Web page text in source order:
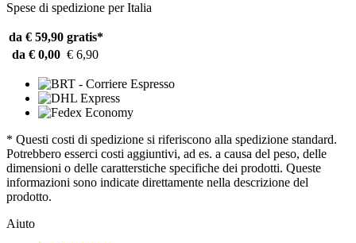
Spese di spedizione per Italia
da € 59,90 gratis*
da € 0,00 € 6,90
* Questi costi di spedizione si riferiscono alla spedizione standard.
Potrebbero esserci costi aggiuntivi, ad es. a causa del peso, delle
dimensioni o delle caratterstiche specifiche dei prodotti. Queste
informazioni sono indicate direttamente nella descrizione del
prodotto.
Aiuto